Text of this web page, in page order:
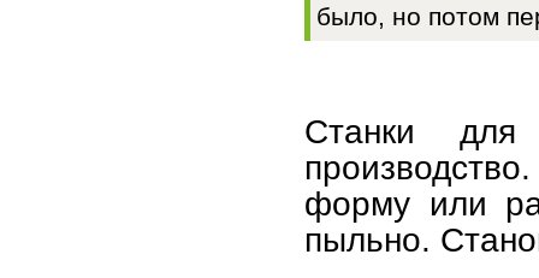
было, но потом
Станки
форму или
пыльно.